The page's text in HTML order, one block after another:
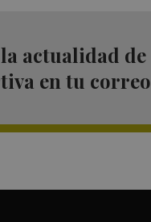
actualidad de
en tu correo